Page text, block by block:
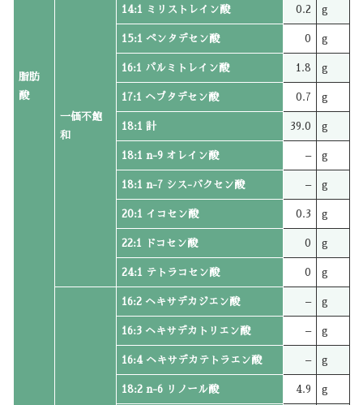
脂肪
酸
一価不飽
和
14:1 ミリストレイン酸 0.2 g
15:1 ペンタデセン酸 0 g
16:1 パルミトレイン酸 1.8 g
17:1 ヘプタデセン酸 0.7 g
18:1 計 39.0 g
18:1 n-9 オレイン酸 – g
18:1 n-7 シス-バクセン酸 – g
20:1 イコセン酸 0.3 g
22:1 ドコセン酸 0 g
24:1 テトラコセン酸 0 g
16:2 ヘキサデカジエン酸 – g
16:3 ヘキサデカトリエン酸 – g
16:4 ヘキサデカテトラエン酸 – g
18:2 n-6 リノール酸 4.9 g